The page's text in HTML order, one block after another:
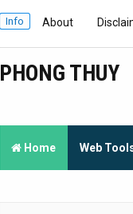
Info About
PHONG THUY
Home Web